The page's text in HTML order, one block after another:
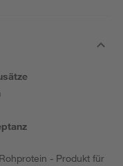
- Produkt für